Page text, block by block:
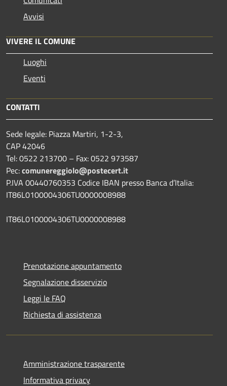
Avvisi
VIVERE IL COMUNE
Luoghi
Eventi
CONTATTI
Sede legale: Piazza Martiri, 1-2-3,
CAP 42046
Tel: 0522 213700 – Fax: 0522 973587
Pec:comunereggiolo@postecert.it
P.IVA 00440760353 Codice IBAN presso Banca d’Italia:
IT86L0100004306TU0000008988
IT86L0100004306TU0000008988
Prenotazione appuntamento
Segnalazione disservizio
Leggi le FAQ
Richiesta di assistenza
Amministrazione trasparente
Informativa privacy